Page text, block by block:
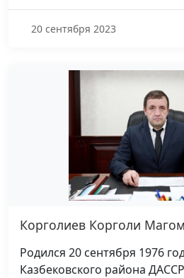
20 сентября 2023
Корголиев Корголи
Родился 20 сентября 1976
Казбековского района